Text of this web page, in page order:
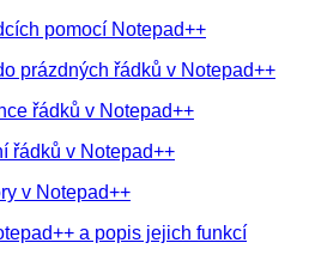
pomocí Notepad++
prázdných řádků v Notepad++
řádků v Notepad++
řádků v Notepad++
v Notepad++
a popis jejich funkcí